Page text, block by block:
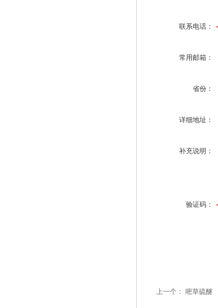
联系电话：
常用邮箱：
省份：
详细地址：
补充说明：
验证码：
上一个： 嘧草硫醚